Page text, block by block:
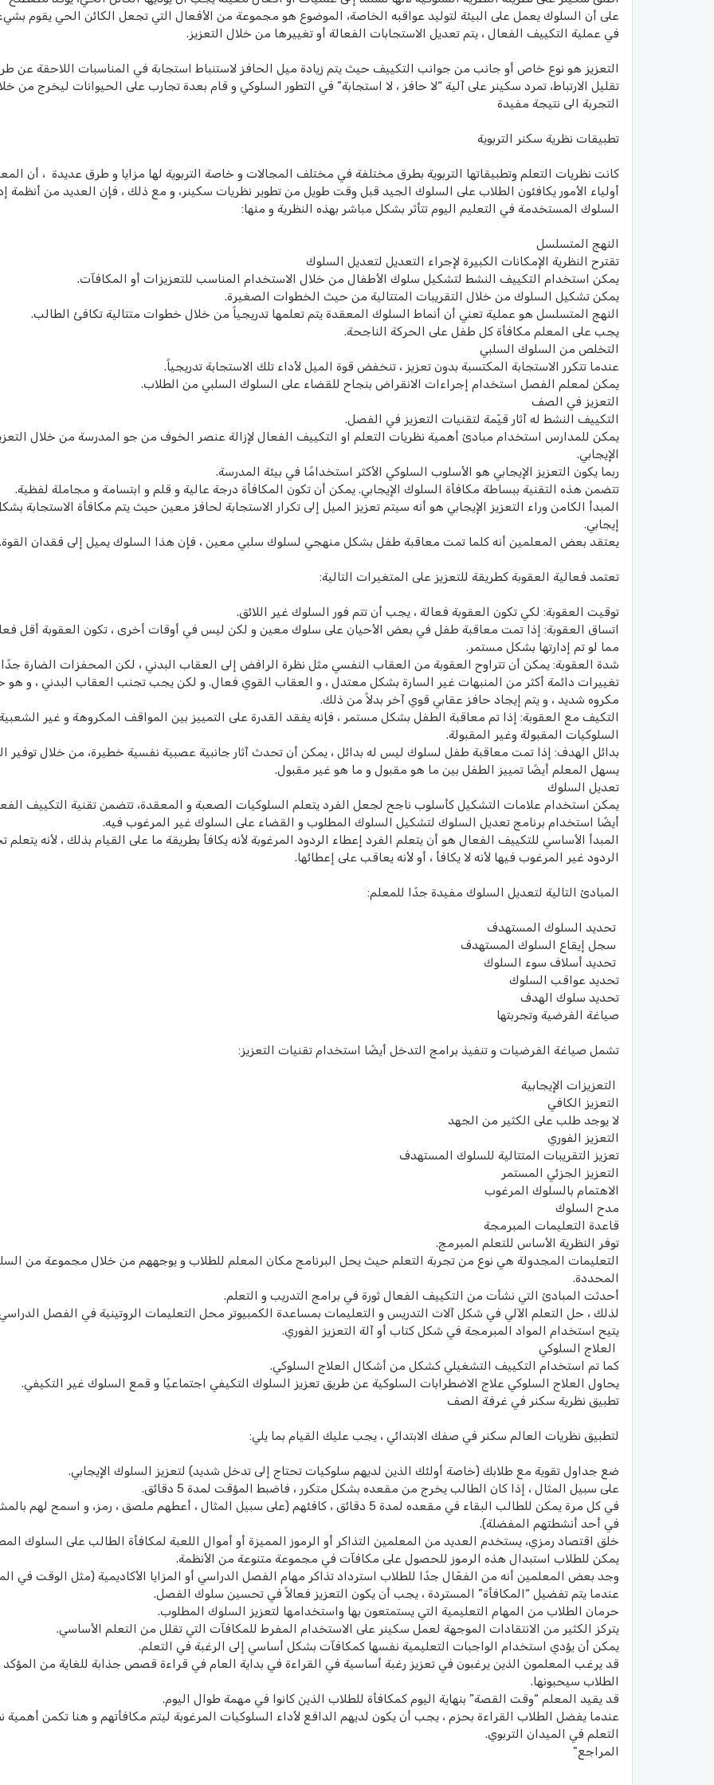
على أن السلوك يعمل على البيئة لتوليد عواقبه الخاصة، الموضوع هو مجموعة من الأفعال التي تجعل الكائن الحي يقوم
في عملية التكييف الفعال ، يتم تعديل الاستجابات الفعالة أو تغييرها من خلال التعزيز.
التعزيز هو نوع خاص أو جانب من جوانب التكييف حيث يتم زيادة ميل الحافز لاستنباط استجابة في المناسبات اللاحقة عن
تقليل الارتباط، تمرد سكينر على آلية “لا حافز ، لا استجابة” في التطور السلوكي و قام بعدة تجارب على الحيوانات ليخرج من
التجربة الى نتيجة مفيدة
تطبيقات نظرية سكنر التربوية
كانت نظريات التعلم وتطبيقاتها التربوية بطرق مختلفة في مختلف المجالات و خاصة التربوية لها مزايا و طرق عديدة ، أن
أولياء الأمور يكافئون الطلاب على السلوك الجيد قبل وقت طويل من تطوير نظريات سكينر، و مع ذلك ، فإن العديد من أنظمة
السلوك المستخدمة في التعليم اليوم تتأثر بشكل مباشر بهذه النظرية و منها:
النهج المتسلسل
تقترح النظرية الإمكانات الكبيرة لإجراء التعديل لتعديل السلوك
يمكن استخدام التكييف النشط لتشكيل سلوك الأطفال من خلال الاستخدام المناسب للتعزيزات أو المكافآت.
يمكن تشكيل السلوك من خلال التقريبات المتتالية من حيث الخطوات الصغيرة.
النهج المتسلسل هو عملية تعني أن أنماط السلوك المعقدة يتم تعلمها تدريجياً من خلال خطوات متتالية تكافئ الطالب.
يجب على المعلم مكافأة كل طفل على الحركة الناجحة.
التخلص من السلوك السلبي
عندما تتكرر الاستجابة المكتسبة بدون تعزيز ، تنخفض قوة الميل لأداء تلك الاستجابة تدريجياً.
يمكن لمعلم الفصل استخدام إجراءات الانقراض بنجاح للقضاء على السلوك السلبي من الطلاب.
التعزيز في الصف
التكييف النشط له آثار قيّمة لتقنيات التعزيز في الفصل.
يمكن للمدارس استخدام مبادئ أهمية نظريات التعلم او التكييف الفعال لإزالة عنصر الخوف من جو المدرسة من خلال
الإيجابي.
ربما يكون التعزيز الإيجابي هو الأسلوب السلوكي الأكثر استخدامًا في بيئة المدرسة.
تتضمن هذه التقنية ببساطة مكافأة السلوك الإيجابي. يمكن أن تكون المكافأة درجة عالية و قلم و ابتسامة و مجاملة لفظية.
المبدأ الكامن وراء التعزيز الإيجابي هو أنه سيتم تعزيز الميل إلى تكرار الاستجابة لحافز معين حيث يتم مكافأة الاستجابة
إيجابي.
يعتقد بعض المعلمين أنه كلما تمت معاقبة طفل بشكل منهجي لسلوك سلبي معين ، فإن هذا السلوك يميل إلى فقدان القوة.
تعتمد فعالية العقوبة كطريقة للتعزيز على المتغيرات التالية:
توقيت العقوبة: لكي تكون العقوبة فعالة ، يجب أن تتم فور السلوك غير اللائق.
اتساق العقوبة: إذا تمت معاقبة طفل في بعض الأحيان على سلوك معين و لكن ليس في أوقات أخرى ، تكون العقوبة أقل
مما لو تم إدارتها بشكل مستمر.
شدة العقوبة: يمكن أن تتراوح العقوبة من العقاب النفسي مثل نظرة الرافض إلى العقاب البدني ، لكن المحفزات الضارة جدًا
تغييرات دائمة أكثر من المنبهات غير السارة بشكل معتدل ، و العقاب القوي فعال. و لكن يجب تجنب العقاب البدني ، و هو
مكروه شديد ، و يتم إيجاد حافز عقابي قوي آخر بدلاً من ذلك.
التكيف مع العقوبة: إذا تم معاقبة الطفل بشكل مستمر ، فإنه يفقد القدرة على التمييز بين المواقف المكروهة و غير
السلوكيات المقبولة وغير المقبولة.
بدائل الهدف: إذا تمت معاقبة طفل لسلوك ليس له بدائل ، يمكن أن تحدث آثار جانبية عصبية نفسية خطيرة، من خلال توفير
يسهل المعلم أيضًا تمييز الطفل بين ما هو مقبول و ما هو غير مقبول.
تعديل السلوك
يمكن استخدام علامات التشكيل كأسلوب ناجح لجعل الفرد يتعلم السلوكيات الصعبة و المعقدة، تتضمن تقنية التكييف
أيضًا استخدام برنامج تعديل السلوك لتشكيل السلوك المطلوب و القضاء على السلوك غير المرغوب فيه.
المبدأ الأساسي للتكييف الفعال هو أن يتعلم الفرد إعطاء الردود المرغوبة لأنه يكافأ بطريقة ما على القيام بذلك ، لأنه يتعلم
الردود غير المرغوب فيها لأنه لا يكافأ ، أو لأنه يعاقب على إعطائها.
المبادئ التالية لتعديل السلوك مفيدة جدًا للمعلم:
تحديد السلوك المستهدف
سجل إيقاع السلوك المستهدف
تحديد أسلاف سوء السلوك
تحديد عواقب السلوك
تحديد سلوك الهدف
صياغة الفرضية وتجربتها
تشمل صياغة الفرضيات و تنفيذ برامج التدخل أيضًا استخدام تقنيات التعزيز:
التعزيزات الإيجابية
التعزيز الكافي
لا يوجد طلب على الكثير من الجهد
التعزيز الفوري
تعزيز التقريبات المتتالية للسلوك المستهدف
التعزيز الجزئي المستمر
الاهتمام بالسلوك المرغوب
مدح السلوك
قاعدة التعليمات المبرمجة
توفر النظرية الأساس للتعلم المبرمج.
التعليمات المجدولة هي نوع من تجربة التعلم حيث يحل البرنامج مكان المعلم للطلاب و يوجههم من خلال مجموعة من
المحددة.
أحدثت المبادئ التي نشأت من التكييف الفعال ثورة في برامج التدريب و التعلم.
لذلك ، حل التعلم الآلي في شكل آلات التدريس و التعليمات بمساعدة الكمبيوتر محل التعليمات الروتينية في الفصل
يتيح استخدام المواد المبرمجة في شكل كتاب أو آلة التعزيز الفوري.
العلاج السلوكي
كما تم استخدام التكييف التشغيلي كشكل من أشكال العلاج السلوكي.
يحاول العلاج السلوكي علاج الاضطرابات السلوكية عن طريق تعزيز السلوك التكيفي اجتماعيًا و قمع السلوك غير التكيفي.
تطبيق نظرية سكنر في غرفة الصف
لتطبيق نظريات العالم سكنر في صفك الابتدائي ، يجب عليك القيام بما يلي:
ضع جداول تقوية مع طلابك (خاصة أولئك الذين لديهم سلوكيات تحتاج إلى تدخل شديد) لتعزيز السلوك الإيجابي.
على سبيل المثال ، إذا كان الطالب يخرج من مقعده بشكل متكرر ، فاضبط المؤقت لمدة 5 دقائق.
في كل مرة يمكن للطالب البقاء في مقعده لمدة 5 دقائق ، كافئهم (على سبيل المثال ، أعطهم ملصق ، رمز، و اسمح لهم
في أحد أنشطتهم المفضلة).
خلق اقتصاد رمزي، يستخدم العديد من المعلمين التذاكر أو الرموز المميزة أو أموال اللعبة لمكافأة الطالب على السلوك
يمكن للطلاب استبدال هذه الرموز للحصول على مكافآت في مجموعة متنوعة من الأنظمة.
وجد بعض المعلمين أنه من الفعّال جدًا للطلاب استرداد تذاكر مهام الفصل الدراسي أو المزايا الأكاديمية (مثل الوقت في
عندما يتم تفضيل “المكافأة” المستردة ، يجب أن يكون التعزيز فعالاً في تحسين سلوك الفصل.
حرمان الطلاب من المهام التعليمية التي يستمتعون بها واستخدامها لتعزيز السلوك المطلوب.
يتركز الكثير من الانتقادات الموجهة لعمل سكينر على الاستخدام المفرط للمكافآت التي تقلل من التعلم الأساسي.
يمكن أن يؤدي استخدام الواجبات التعليمية نفسها كمكافآت بشكل أساسي إلى الرغبة في التعلم.
قد يرغب المعلمون الذين يرغبون في تعزيز رغبة أساسية في القراءة في بداية العام في قراءة قصص جذابة للغاية من المؤكد
الطلاب سيحبونها.
قد يقيد المعلم “وقت القصة” بنهاية اليوم كمكافأة للطلاب الذين كانوا في مهمة طوال اليوم.
عندما يفضل الطلاب القراءة بحزم ، يجب أن يكون لديهم الدافع لأداء السلوكيات المرغوبة ليتم مكافأتهم و هنا تكمن أهمية
التعلم في الميدان التربوي.
المراجع"